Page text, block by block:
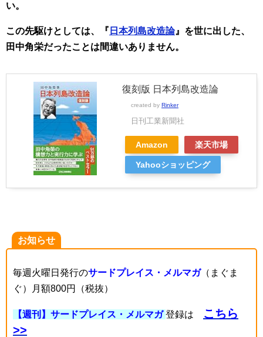
い。
この先駆けとしては、『 日本列島改造論』を世に出した、
田中角栄だったことは間違いありません。
復刻版 日本列島改造論
created by Rinker
日刊工業新聞社
Amazon 楽天市場
Yahooショッピング
お知らせ
毎週火曜日発行のサードプレイス・メルマガ（まぐま
ぐ）月額800円（税抜）
【週刊】サードプレイス・メルマガ 登録は
こちら
>>